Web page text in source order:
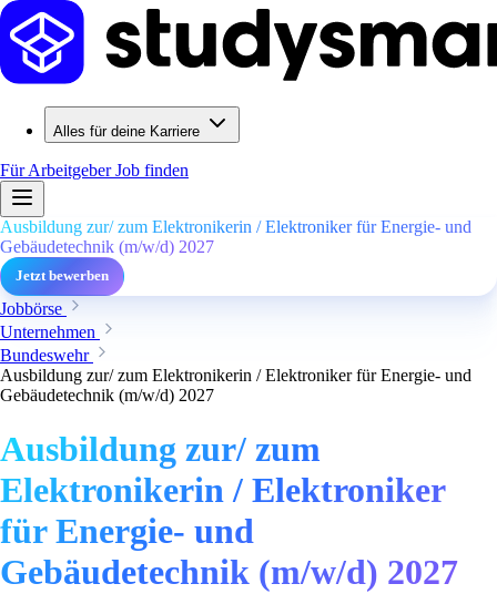
Alles für deine Karriere
Für ArbeitgeberJob finden
Ausbildung zur/ zum Elektronikerin / Elektroniker für Energie- und
Gebäudetechnik (m/w/d) 2027
Jetzt bewerben
Jobbörse
Unternehmen
Bundeswehr
Ausbildung zur/ zum Elektronikerin / Elektroniker für Energie- und
Gebäudetechnik (m/w/d) 2027
Ausbildung zur/ zum
Elektronikerin / Elektroniker
für Energie- und
Gebäudetechnik (m/w/d) 2027